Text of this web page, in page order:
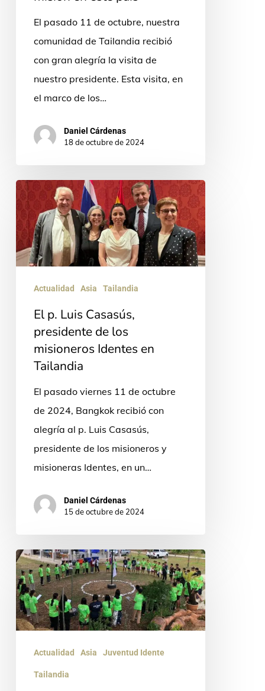
El pasado 11 de octubre, nuestra
comunidad de Tailandia recibió
con gran alegría la visita de
nuestro presidente. Esta visita, en
el marco de los…
Daniel Cárdenas
18 de octubre de 2024
El
p.
Luis
Casasús,
presidente
misioneros
Identes
Actualidad Asia Tailandia
El p. Luis Casasús,
presidente de los
misioneros Identes en
Tailandia
El pasado viernes 11 de octubre
de 2024, Bangkok recibió con
alegría al p. Luis Casasús,
presidente de los misioneros y
misioneras Identes, en un…
Daniel Cárdenas
15 de octubre de 2024
Campamento
de
la
Juventud
Idente
Tailandia
Actualidad Asia Juventud Idente
Tailandia